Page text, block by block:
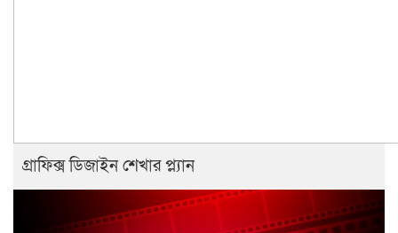
গ্রাফিক্স ডিজাইন শেখার প্ল্যান